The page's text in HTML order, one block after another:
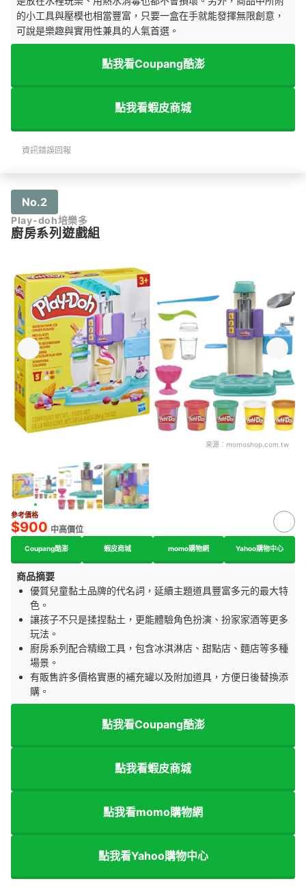
的小工具與壓模也相當豐富，只要一盒在手就能發揮無限創意，
可說是樂趣與實用性兼具的人氣首選。
點我看Coupang酷澎
點我看蝦皮商城
資訊錯誤回報
No.2
Play-doh培樂多
廚房系列遊戲組
來源： momoshop.com.tw
參考價格
$900 中高價位
Coupang酷澎 蝦皮商城 momo購物網 Yahoo購物中心
商品摘要
優質兒童黏土品牌的代名詞，延續主題道具豐富多元的最大特
色。
讓孩子不只是揉捏黏土，更能體驗角色扮演、扮家家酒等更多
玩法。
廚房系列配合精緻工具，包含冰淇淋店、甜點店、麵店等多種
場景。
有販售許多價格實惠的補充罐以及附加道具，方便日後替換添
購。
點我看Coupang酷澎
點我看蝦皮商城
點我看momo購物網
點我看Yahoo購物中心